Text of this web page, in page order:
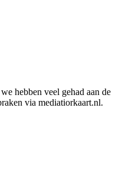
hebben veel gehad aan de
via mediatiorkaart.nl.